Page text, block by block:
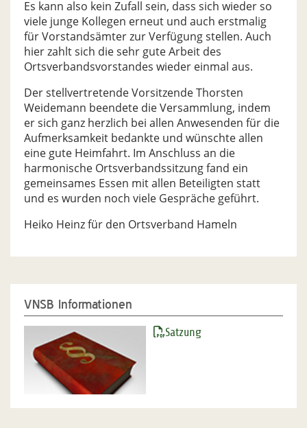
Es kann also kein Zufall sein, dass sich wieder so
viele junge Kollegen erneut und auch erstmalig
für Vorstandsämter zur Verfügung stellen. Auch
hier zahlt sich die sehr gute Arbeit des
Ortsverbandsvorstandes wieder einmal aus.
Der stellvertretende Vorsitzende Thorsten
Weidemann beendete die Versammlung, indem
er sich ganz herzlich bei allen Anwesenden für die
Aufmerksamkeit bedankte und wünschte allen
eine gute Heimfahrt. Im Anschluss an die
harmonische Ortsverbandssitzung fand ein
gemeinsames Essen mit allen Beteiligten statt
und es wurden noch viele Gespräche geführt.
Heiko Heinz für den Ortsverband Hameln
VNSB Informationen
Satzung